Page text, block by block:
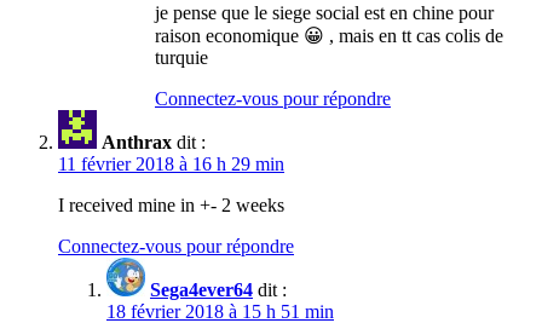
je pense que le siege social est en chine pour
raison economique 😀 , mais en tt cas colis de
turquie
Connectez-vous pour répondre
Anthrax dit :
11 février 2018 à 16 h 29 min
I received mine in +- 2 weeks
Connectez-vous pour répondre
Sega4ever64 dit :
18 février 2018 à 15 h 51 min